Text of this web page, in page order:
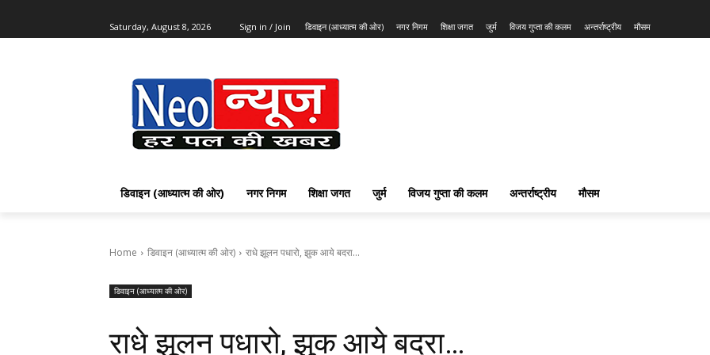
Saturday, August 8, 2026 Sign in / Join डिवाइन (आध्यात्म की ओर) नगर निगम शिक्षा जगत जुर्म विजय गुप्ता की कलम अन्तर्राष्ट्रीय मौसम
डिवाइन (आध्यात्म की ओर) नगर निगम शिक्षा जगत जुर्म विजय गुप्ता की कलम अन्तर्राष्ट्रीय मौसम
Home डिवाइन (आध्यात्म की ओर) राधे झूलन पधारो, झुक आये बदरा…
डिवाइन (आध्यात्म की ओर)
राधे झूलन पधारो, झुक आये बदरा…